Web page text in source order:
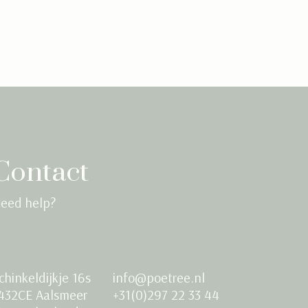
help?
16s
Aalsmeer
info@poetree.nl
+31(0)297 22 33 44